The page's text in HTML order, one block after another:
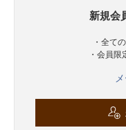
新規会
・全て
・会員